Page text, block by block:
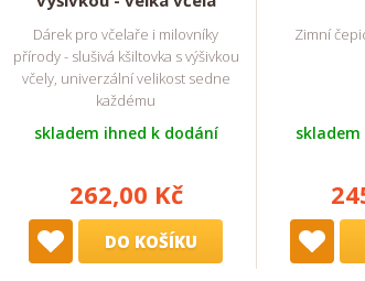
Dárek pro včelaře i milovníky
přírody - slušivá kšiltovka s výšivkou
včely, univerzální velikost sedne
každému
skladem ihned k dodání
262,00 Kč
DO KOŠÍKU
Zimní